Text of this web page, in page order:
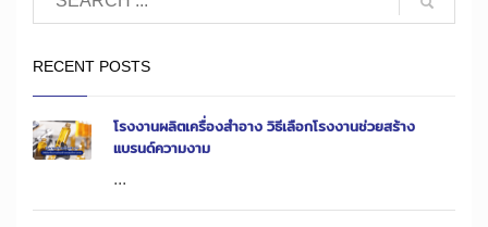
RECENT POSTS
โรงงานผลิตเครื่องสำอาง วิธีเลือกโรงงานช่วยสร้าง
แบรนด์ความงาม
...